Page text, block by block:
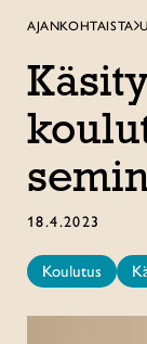
AJANKOHTAISTA
18.4.2023
Koulutus